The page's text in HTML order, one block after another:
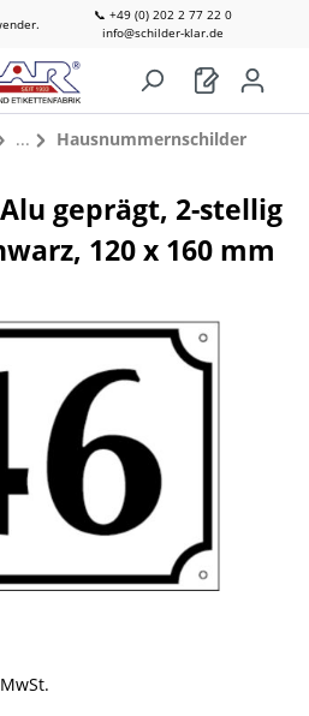
📞 +49 (0) 202 2 77 22 0
info@schilder-klar.de
Hausnummernschilder
geprägt, 2-stellig
120 x 160 mm